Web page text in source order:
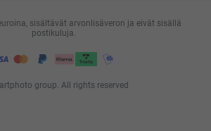
group. All rights reserved
sisältävät arvonlisäveron ja eivät sisällä
postikuluja.